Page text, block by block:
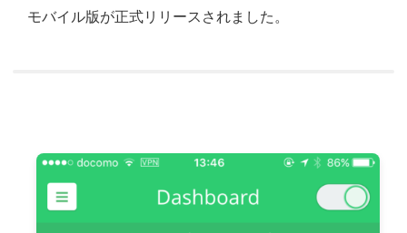
モバイル版が正式リリースされました。